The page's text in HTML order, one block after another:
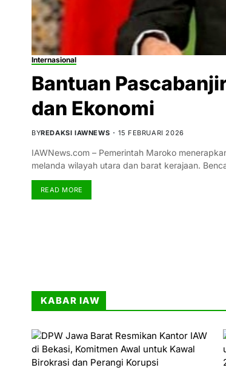
Internasional
Bantuan
dan Ekonomi
BYREDAKSI IAWNEWS 15 FEBRUARI 2026
IAWNews.com – Pemerintah Maroko
melanda wilayah utara dan barat kerajaan.
READ MORE
KABAR IAW